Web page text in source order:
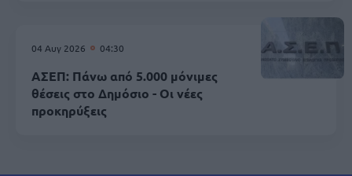
04 Αυγ 2026 04:30
ΑΣΕΠ: Πάνω από 5.000 μόνιμες
θέσεις στο Δημόσιο - Οι νέες
προκηρύξεις